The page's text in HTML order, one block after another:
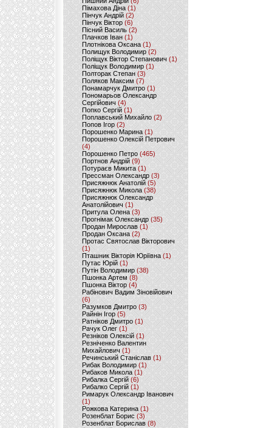
Пімахова Діна(1)
Пінчук Андрій(2)
Пінчук Віктор (6)
Пісний Василь (2)
Плачков Іван(1)
Плотнікова Оксана (1)
Полищук Володимир(2)
Поліщук Віктор Степанович(1)
Поліщук Володимир (1)
Полторак Степан(3)
Поляков Максим (7)
Понамарчук Дмитро (1)
Пономарьов Олександр
Сергійович(4)
Попко Сергій (1)
Поплавський Михайло (2)
Попов Ігор(2)
Порошенко Марина (1)
Порошенко Олексій Петрович
(4)
Порошенко Петро (465)
Портнов Андрій (9)
Потураєв Микита(1)
Прессман Олександр(3)
Присяжнюк Анатолій (5)
Присяжнюк Микола (38)
Присяжнюк Олександр
Анатолійович (1)
Притула Олена (3)
Прогнімак Олександр(35)
Продан Мирослав(1)
Продан Оксана (2)
Протас Святослав Вікторович
(1)
Пташник Вікторія Юріївна (1)
Путас Юрій (1)
Путін Володимир(38)
Пшонка Артем (8)
Пшонка Віктор(4)
Рабінович Вадим Зіновійович
(6)
Разумков Дмитро (3)
Райнін Ігор(5)
Ратніков Дмитро (1)
Рачук Олег (1)
Резніков Олексій(1)
Резніченко Валентин
Михайлович (1)
Речинський Станіслав (1)
Рибак Володимир(1)
Рибаков Микола(1)
Рибалка Сергій (6)
Рибалко Сергій (1)
Римарук Олександр Іванович
(1)
Рожкова Катерина(1)
Розенблат Борис (3)
Розенблат Борислав (8)